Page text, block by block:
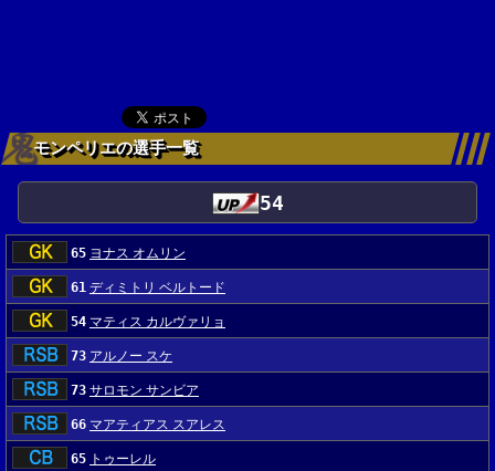
モンペリエの選手一覧
54
65 ヨナス オムリン
61 ディミトリ ベルトード
54 マティス カルヴァリョ
73 アルノー スケ
73 サロモン サンビア
66 マアティアス スアレス
65 トゥーレル